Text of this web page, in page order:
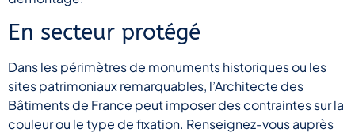
En secteur protégé
Dans les périmètres de monuments historiques ou les
sites patrimoniaux remarquables, l’Architecte des
Bâtiments de France peut imposer des contraintes sur la
couleur ou le type de fixation. Renseignez-vous auprès